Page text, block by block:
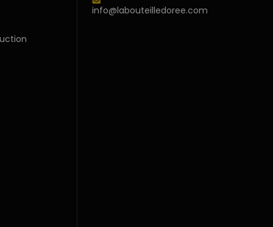
info@labouteilledoree.com